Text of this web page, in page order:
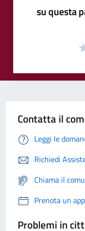
su questa
Contatta il
Leggi le
Richiedi
Chiama il
Prenota un
Problemi in